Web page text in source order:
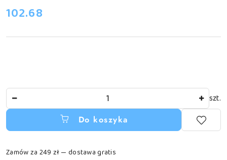
cena:
102.68
szt.
Do koszyka
Zamów za 249 zł — dostawa gratis